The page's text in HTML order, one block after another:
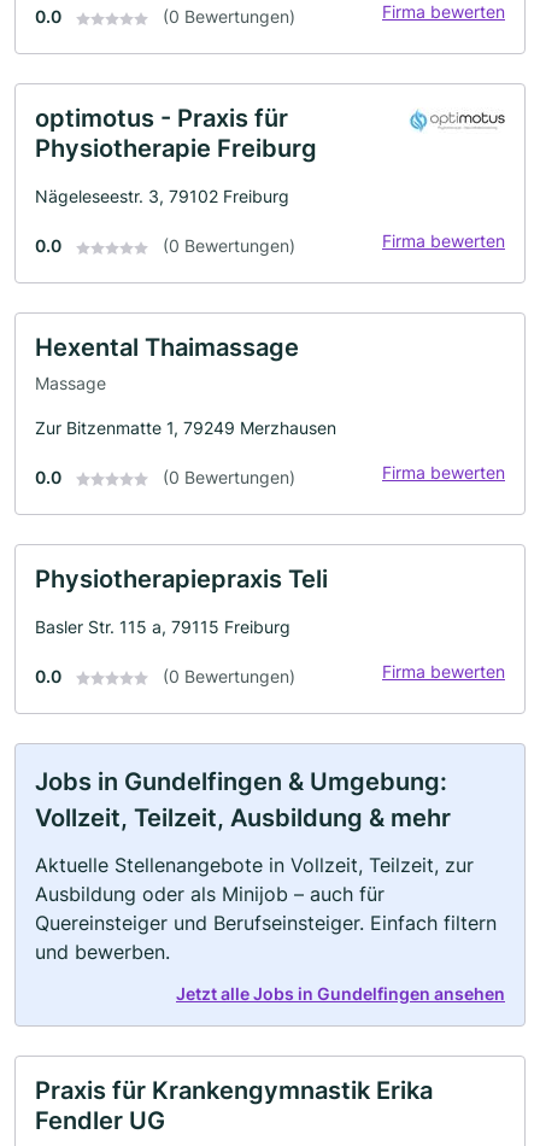
0.0 (0 Bewertungen) Firma bewerten
optimotus - Praxis für
Physiotherapie Freiburg
Nägeleseestr. 3, 79102 Freiburg
0.0 (0 Bewertungen) Firma bewerten
Hexental Thaimassage
Massage
Zur Bitzenmatte 1, 79249 Merzhausen
0.0 (0 Bewertungen) Firma bewerten
Physiotherapiepraxis Teli
Basler Str. 115 a, 79115 Freiburg
0.0 (0 Bewertungen) Firma bewerten
Jobs in Gundelfingen & Umgebung:
Vollzeit, Teilzeit, Ausbildung & mehr
Aktuelle Stellenangebote in Vollzeit, Teilzeit, zur
Ausbildung oder als Minijob – auch für
Quereinsteiger und Berufseinsteiger. Einfach filtern
und bewerben.
Jetzt alle Jobs in Gundelfingen ansehen
Praxis für Krankengymnastik Erika
Fendler UG